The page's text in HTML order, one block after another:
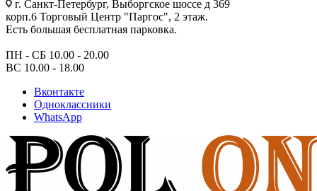
г. Санкт-Петербург, Выборгское шоссе д 369
корп.6 Торговый Центр "Паргос", 2 этаж.
Есть большая бесплатная парковка.
ПН - СБ 10.00 - 20.00
ВС 10.00 - 18.00
Вконтакте
Одноклассники
WhatsApp